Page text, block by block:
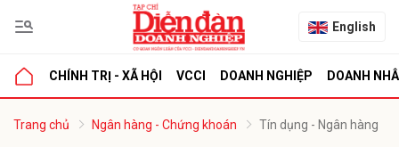
English
CHÍNH TRỊ - XÃ HỘI VCCI DOANH NGHIỆP DOANH
Trang chủ Ngân hàng - Chứng khoán Tín dụng - Ngân hàng
luận